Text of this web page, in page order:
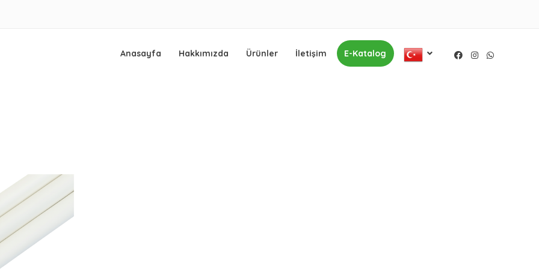
yağmurlama, damlama, fıskiye ve yedek parça üretimi konularında Malatya ve çevre illerde hizmet vermektedir.
Facebook
InstagramWhatsApp
Anasayfa Hakkımızda Ürünler İletişim E-Katalog